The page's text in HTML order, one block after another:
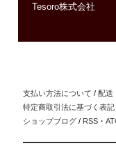
Tesoro株式会社
支払い方法について / 配送
特定商取引法に基づく表記
ショップブログ / RSS ・